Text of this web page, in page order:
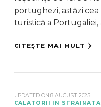
portughezi, astăzi
turistică a Portugaliei,
CITEȘTE MAI MULT
UPDATED ON 8 AUGUST 2025
CALATORII IN